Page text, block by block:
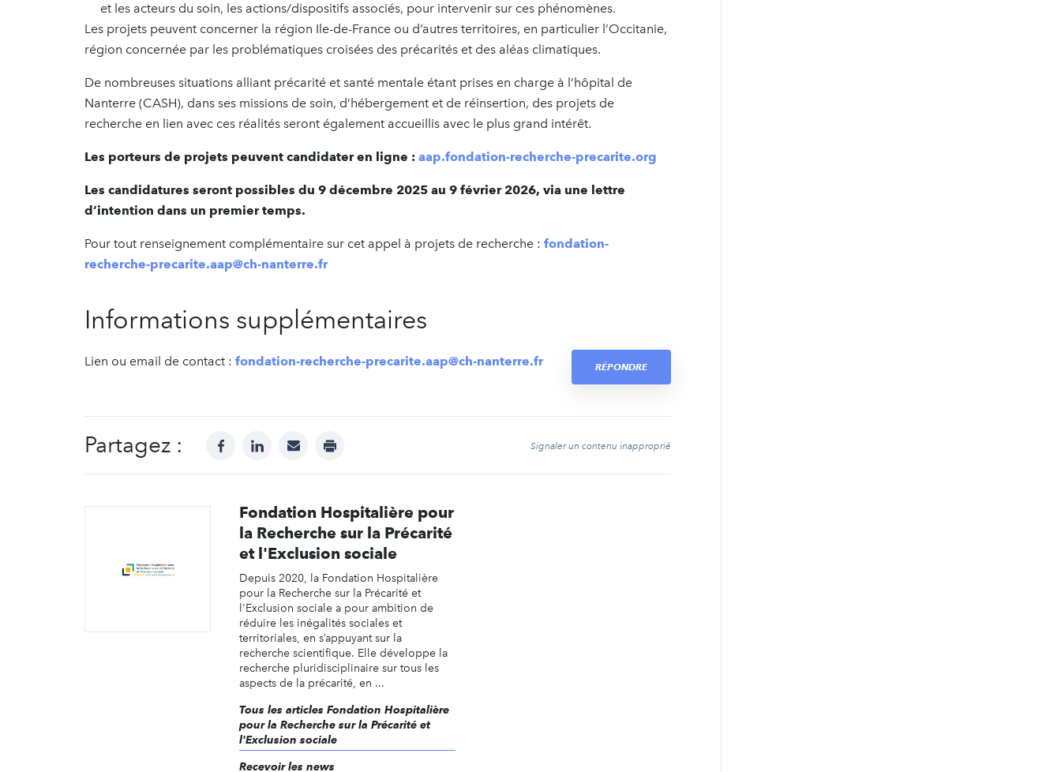
et les acteurs du soin, les actions/dispositifs associés, pour intervenir sur ces phénomènes.
Les projets peuvent concerner la région Ile-de-France ou d’autres territoires, en particulier l’Occitanie,
région concernée par les problématiques croisées des précarités et des aléas climatiques.
De nombreuses situations alliant précarité et santé mentale étant prises en charge à l’hôpital de
Nanterre (CASH), dans ses missions de soin, d’hébergement et de réinsertion, des projets de
recherche en lien avec ces réalités seront également accueillis avec le plus grand intérêt.
Les porteurs de projets peuvent candidater en ligne : aap.fondation-recherche-precarite.org
Les candidatures seront possibles du 9 décembre 2025 au 9 février 2026, via une lettre
d’intention dans un premier temps.
Pour tout renseignement complémentaire sur cet appel à projets de recherche : fondation-
recherche-precarite.aap@ch-nanterre.fr
Informations supplémentaires
Lien ou email de contact : fondation-recherche-precarite.aap@ch-nanterre.fr RÉPONDRE
Partagez : facebooklinkedinmail print Signaler un contenu inapproprié
Fondation Hospitalière pour
la Recherche sur la Précarité
et l'Exclusion sociale
Depuis 2020, la Fondation Hospitalière
pour la Recherche sur la Précarité et
l'Exclusion sociale a pour ambition de
réduire les inégalités sociales et
territoriales, en s’appuyant sur la
recherche scientifique. Elle développe la
recherche pluridisciplinaire sur tous les
aspects de la précarité, en ...
Tous les articles Fondation Hospitalière
pour la Recherche sur la Précarité et
l'Exclusion sociale
Recevoir les news